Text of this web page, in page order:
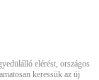
elérést, országos
keressük az új